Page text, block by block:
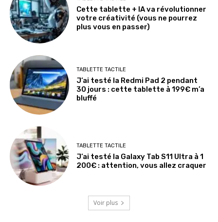
Cette tablette + IA va révolutionner
votre créativité (vous ne pourrez
plus vous en passer)
TABLETTE TACTILE
J’ai testé la Redmi Pad 2 pendant
30 jours : cette tablette à 199€ m’a
bluffé
TABLETTE TACTILE
J’ai testé la Galaxy Tab S11 Ultra à 1
200€ : attention, vous allez craquer
Voir plus